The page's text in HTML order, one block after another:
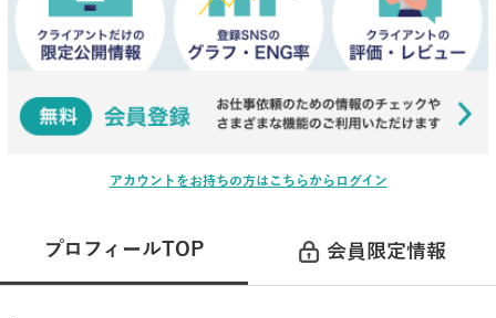
アカウントをお持ちの方はこちらからログイン
プロフィールTOP 会員限定情報